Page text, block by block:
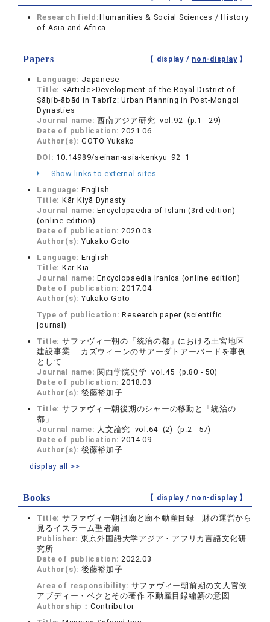
Research field:Humanities & Social Sciences / History
of Asia and Africa
Papers 【 display / non-display】
Language: Japanese
Title: <Article>Development of the Royal District of
Ṣāḥib-ābād in Tabrīz: Urban Planning in Post-Mongol
Dynasties
Journal name:西南アジア研究 vol.92 (p.1 - 29)
Date of publication:2021.06
Author(s): GOTO Yukako
DOI: 10.14989/seinan-asia-kenkyu_92_1
Show links to external sites
Language:English
Title: Kār Kiyā Dynasty
Journal name:Encyclopaedia of Islam (3rd edition)
(online edition)
Date of publication:2020.03
Author(s): Yukako Goto
Language:English
Title: Kār Kiā
Journal name:Encyclopaedia Iranica (online edition)
Date of publication:2017.04
Author(s): Yukako Goto
Type of publication:Research paper (scientific
journal)
Title: サファヴィー朝の「統治の都」における王宮地区
建設事業 ─ カズウィーンのサアーダトアーバードを事例
として
Journal name: 関西学院史学 vol.45 (p.80 - 50)
Date of publication:2018.03
Author(s): 後藤裕加子
Title: サファヴィー朝後期のシャーの移動と「統治の
都」
Journal name: 人文論究 vol.64 (2) (p.2 - 57)
Date of publication:2014.09
Author(s): 後藤裕加子
display all >>
Books 【 display / non-display】
Title: サファヴィー朝祖廟と廟不動産目録 –財の運営から
見るイスラーム聖者廟
Publisher: 東京外国語大学アジア・アフリカ言語文化研
究所
Date of publication:2022.03
Author(s): 後藤裕加子
Area of responsibility: サファヴィー朝前期の文人官僚
アブディー・ベクとその著作 不動産目録編纂の意図
Authorship： Contributor